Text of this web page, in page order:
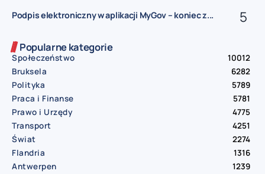
Podpis elektroniczny w aplikacji MyGov – koniec z...
Popularne kategorie
Społeczeństwo
10012
Bruksela
6282
Polityka
5789
Praca i Finanse
5781
Prawo i Urzędy
4775
Transport
4251
Świat
2274
Flandria
1316
Antwerpen
1239